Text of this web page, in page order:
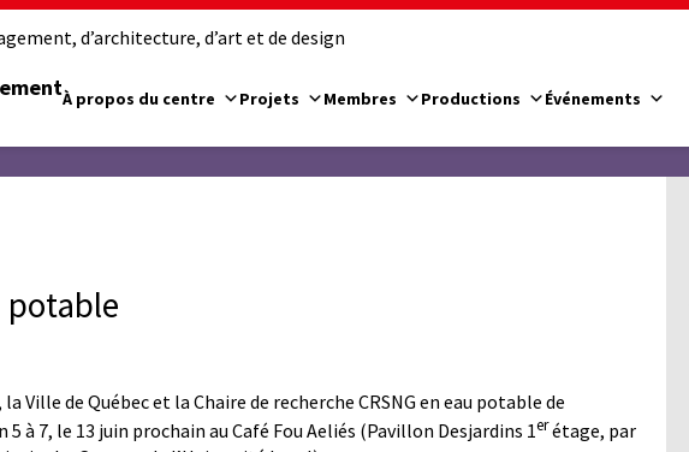
d’architecture, d’art et de design
À propos du centre Projets Membres Productions Événements
potable
Ville de Québec et la Chaire de recherche CRSNG en eau potable de
à 7, le 13 juin prochain au Café Fou Aeliés (Pavillon Desjardins 1erétage, par